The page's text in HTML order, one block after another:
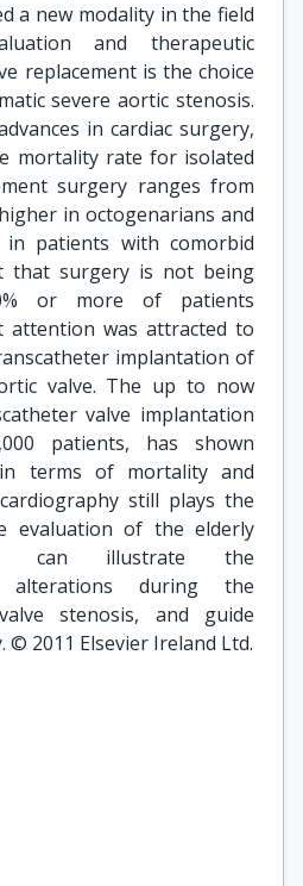
a new modality in the field
and therapeutic
replacement is the choice
severe aortic stenosis.
in cardiac surgery,
mortality rate for isolated
surgery ranges from
in octogenarians and
patients with comorbid
that surgery is not being
or more of patients
attention was attracted to
implantation of
valve. The up to now
valve implantation
patients, has shown
terms of mortality and
still plays the
evaluation of the elderly
can illustrate the
alterations during the
stenosis, and guide
2011 Elsevier Ireland Ltd.